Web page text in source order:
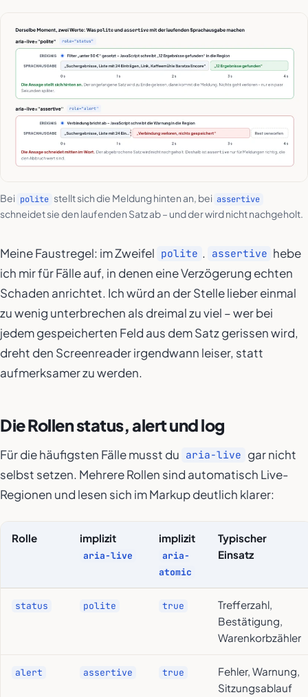
Bei polite stellt sich die Meldung hinten an, bei assertive
schneidet sie den laufenden Satz ab – und der wird nicht nachgeholt.
Meine Faustregel: im Zweifel polite . assertive hebe
ich mir für Fälle auf, in denen eine Verzögerung echten
Schaden anrichtet. Ich würd an der Stelle lieber einmal
zu wenig unterbrechen als dreimal zu viel – wer bei
jedem gespeicherten Feld aus dem Satz gerissen wird,
dreht den Screenreader irgendwann leiser, statt
aufmerksamer zu werden.
Die Rollen status, alert und log
Für die häufigsten Fälle musst du aria-live gar nicht
selbst setzen. Mehrere Rollen sind automatisch Live-
Regionen und lesen sich im Markup deutlich klarer:
Rolle implizit
aria-live
implizit
aria-
atomic
Typischer
Einsatz
status polite true
Trefferzahl,
Bestätigung,
Warenkorbzähler
alert assertive true
Fehler, Warnung,
Sitzungsablauf